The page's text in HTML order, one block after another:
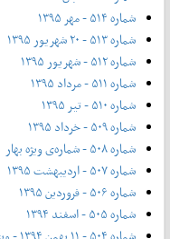
شماره ۵۱۴ - مهر ۱۳۹۵
شماره ۵۱۳ - ۲۰ شهریور ۱۳۹۵
شماره ۵۱۲ - شهریور ۱۳۹۵
شماره ۵۱۱ - مرداد ۱۳۹۵
شماره ۵۱۰ - تیر ۱۳۹۵
شماره ۵۰۹ - خرداد ۱۳۹۵
شماره ۵۰۸ - شماره‌ی ویژه بهار
شماره ۵۰۷ - اردیبهشت ۱۳۹۵
شماره ۵۰۶ - فروردین ۱۳۹۵
شماره ۵۰۵ - اسفند ۱۳۹۴